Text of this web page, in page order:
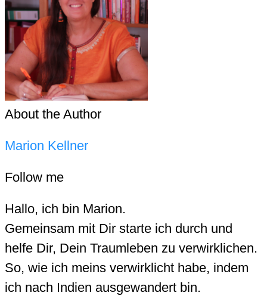
About the Author
Marion Kellner
Follow me
Hallo, ich bin Marion.
Gemeinsam mit Dir starte ich durch und
helfe Dir, Dein Traumleben zu verwirklichen.
So, wie ich meins verwirklicht habe, indem
ich nach Indien ausgewandert bin.